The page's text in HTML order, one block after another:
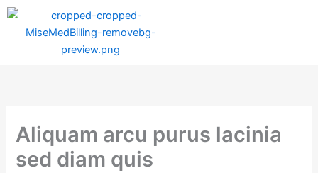
Skip
Aliquam arcu purus lacinia
sed diam quis